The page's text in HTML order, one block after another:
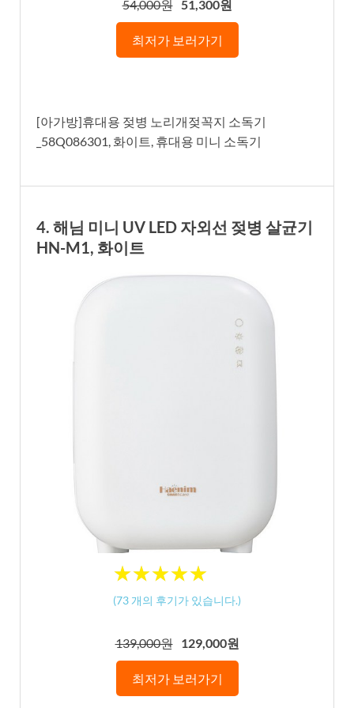
54,000원 51,300원
최저가 보러가기
[아가방]휴대용 젖병 노리개젖꼭지 소독기
_58Q086301, 화이트, 휴대용 미니 소독기
4. 해님 미니 UV LED 자외선 젖병 살균기
HN-M1, 화이트
★★★★★
★★★★★
(73 개의 후기가 있습니다.)
139,000원 129,000원
최저가 보러가기